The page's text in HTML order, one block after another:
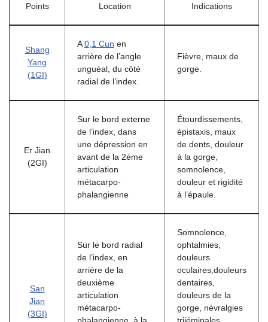
Points Location Indications
Shang
Yang
(1GI)
A 0,1 Cun en
arrière de l’angle
unguéal, du côté
radial de l’index.
Fièvre, maux de
gorge.
Er Jian
(2GI)
Sur le bord externe
de l’index, dans
une dépression en
avant de la 2ème
articulation
métacarpo-
phalangienne
Étourdissements,
épistaxis, maux
de dents, douleur
à la gorge,
somnolence,
douleur et rigidité
à l’épaule.
San
Jian
(3GI)
Sur le bord radial
de l’index, en
arrière de la
deuxième
articulation
métacarpo-
Somnolence,
ophtalmies,
douleurs
oculaires,douleurs
dentaires,
douleurs de la
gorge, névralgies